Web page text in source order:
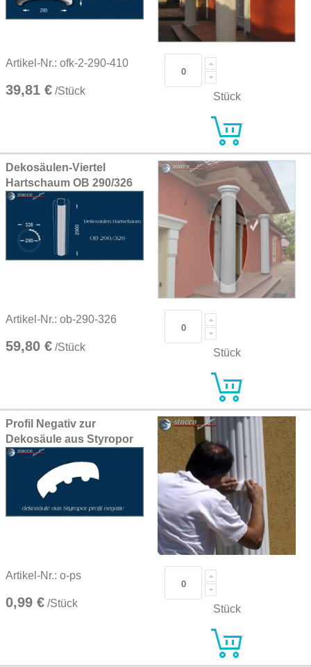
Artikel-Nr.: ofk-2-290-410
39,81 € /Stück Stück
Dekosäulen-Viertel
Hartschaum OB 290/326
Artikel-Nr.: ob-290-326
59,80 € /Stück Stück
Profil Negativ zur
Dekosäule aus Styropor
Artikel-Nr.: o-ps
0,99 € /Stück Stück